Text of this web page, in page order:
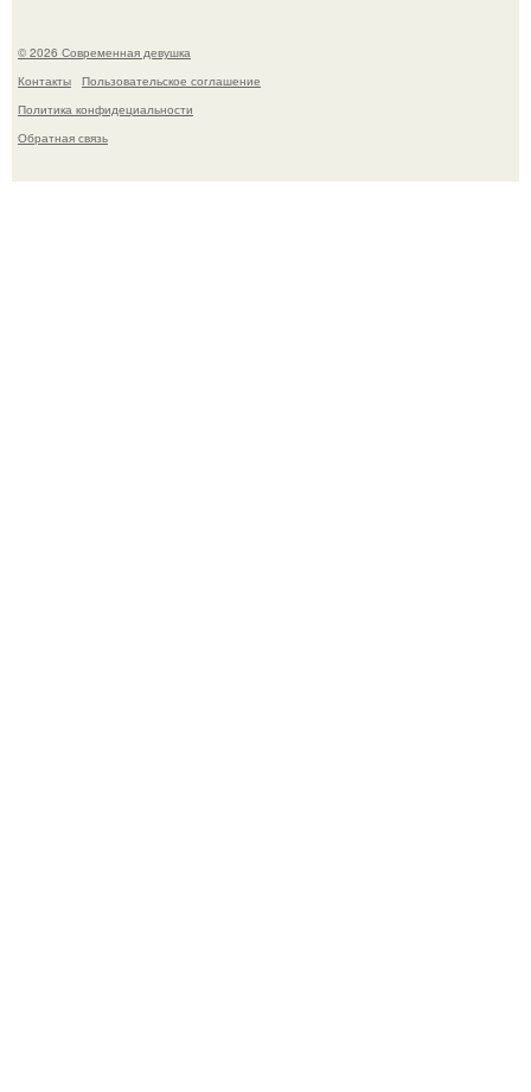
© 2026 Современная девушка
Контакты
Пользовательское соглашение
Политика конфидециальности
Обратная связь